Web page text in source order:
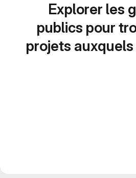
Explorer les
publics pour
projets